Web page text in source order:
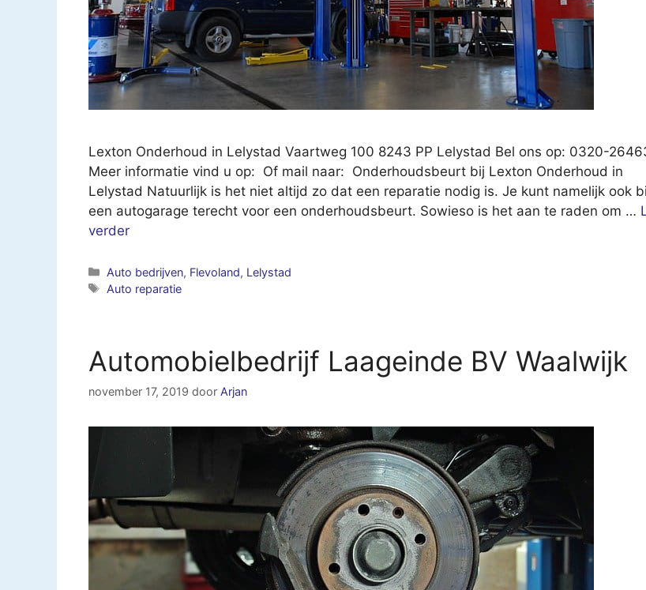
Lexton Onderhoud in Lelystad Vaartweg 100 8243 PP Lelystad Bel ons op: 0320-
Meer informatie vind u op: Of mail naar: Onderhoudsbeurt bij Lexton Onderhoud in
Lelystad Natuurlijk is het niet altijd zo dat een reparatie nodig is. Je kunt namelijk ook
een autogarage terecht voor een onderhoudsbeurt. Sowieso is het aan te raden om …
verder
Categorieën
Auto bedrijven, Flevoland, Lelystad
Tags
Auto reparatie
Automobielbedrijf Laageinde BV Waalwijk
november 17, 2019 door Arjan